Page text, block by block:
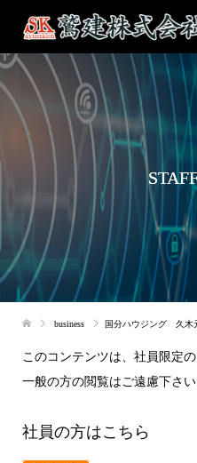
business 国分ハウジング 久木
このコンテンツは、社員限定
一般の方の閲覧はご遠慮下さい
社員の方はこちら